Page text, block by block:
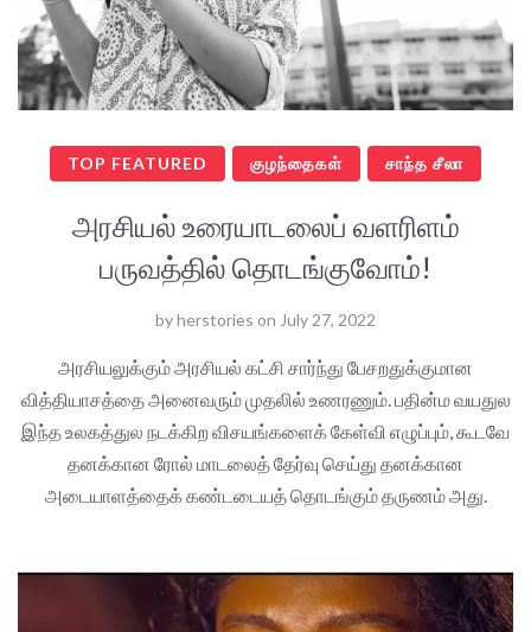
TOP FEATURED குழந்தைகள் சாந்த சீலா
அரசியல் உரையாடலைப் வளரிளம்
பருவத்தில் தொடங்குவோம்!
byherstories on July 27, 2022
அரசியலுக்கும் அரசியல் கட்சி சார்ந்து பேசறதுக்குமான
வித்தியாசத்தை அனைவரும் முதலில் உணரணும். பதின்ம வயதுல
இந்த உலகத்துல நடக்கிற விசயங்களைக் கேள்வி எழுப்பும், கூடவே
தனக்கான ரோல் மாடலைத் தேர்வு செய்து தனக்கான
அடையாளத்தைக் கண்டடையத் தொடங்கும் தருணம் அது.